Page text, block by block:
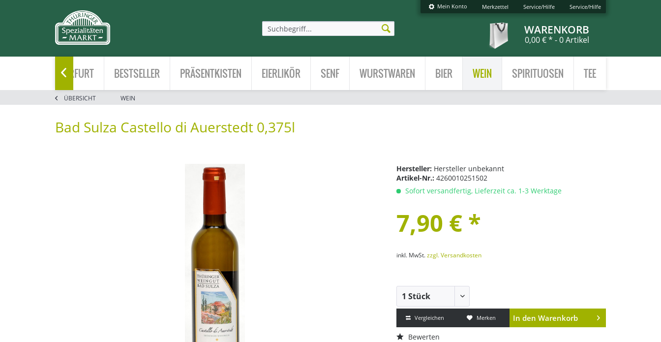
Mein Konto Merkzettel Service/Hilfe Service/Hilfe
WARENKORB
0,00 € * - 0 Artikel
ERFURT BESTSELLER PRÄSENTKISTEN EIERLIKÖR SENF WURSTWAREN BIER WEIN SPIRITUOSEN TEE

ÜBERSICHT WEIN
Bad Sulza Castello di Auerstedt 0,375l
Hersteller: Hersteller unbekannt
Artikel-Nr.:4260010251502
Sofort versandfertig, Lieferzeit ca. 1-3 Werktage
7,90 € *
inkl. MwSt.zzgl. Versandkosten
Vergleichen Merken In den Warenkorb
Bewerten